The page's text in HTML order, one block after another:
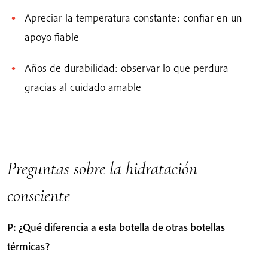
Apreciar la temperatura constante: confiar en un
apoyo fiable
Años de durabilidad: observar lo que perdura
gracias al cuidado amable
Preguntas sobre la hidratación
consciente
P: ¿Qué diferencia a esta botella de otras botellas
térmicas?